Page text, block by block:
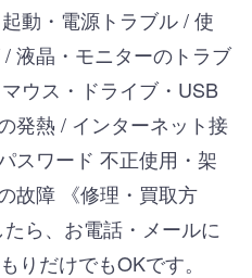
動・電源トラブル / 使
液晶・モニターのトラブ
ウス・ドライブ・USB
発熱 / インターネット接
スワード 不正使用・架
故障 《修理・買取方
ら、お電話・メールに
りだけでもOKです。